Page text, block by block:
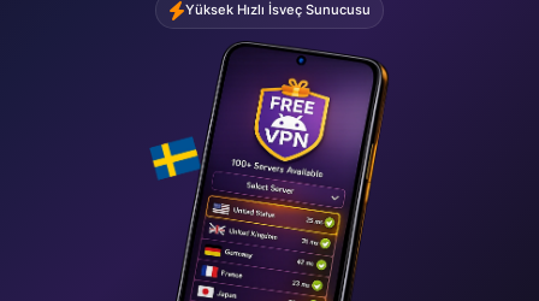
Yüksek Hızlı İsveç Sunucusu